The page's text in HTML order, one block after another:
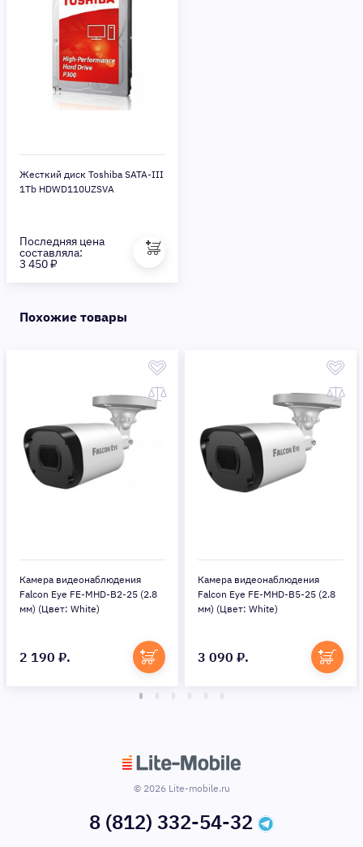
Жесткий диск Toshiba SATA-III
1Tb HDWD110UZSVA
Последняя цена
составляла:
3 450 ₽
Похожие товары
Камера видеонаблюдения
Falcon Eye FE-MHD-B2-25 (2.8
мм) (Цвет: White)
2 190 ₽.
Камера видеонаблюдения
Falcon Eye FE-MHD-B5-25 (2.8
мм) (Цвет: White)
3 090 ₽.
© 2026 Lite-mobile.ru
8 (812) 332-54-32